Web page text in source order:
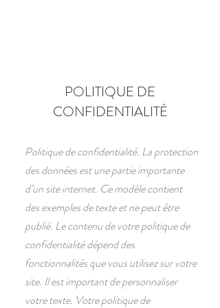
POLITIQUE DE
CONFIDENTIALITÉ
Politique de confidentialité. La protection
des données est une partie importante
d’un site internet. Ce modèle contient
des exemples de texte et ne peut être
publié. Le contenu de votre politique de
confidentialité dépend des
fonctionnalités que vous utilisez sur votre
site. Il est important de personnaliser
votre texte. Votre politique de